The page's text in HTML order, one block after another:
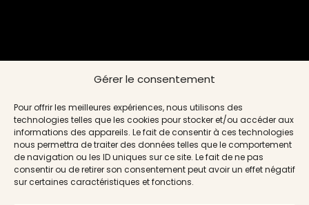
Gérer le consentement
Pour offrir les meilleures expériences, nous utilisons des
technologies telles que les cookies pour stocker et/ou accéder aux
informations des appareils. Le fait de consentir à ces technologies
nous permettra de traiter des données telles que le comportement
de navigation ou les ID uniques sur ce site. Le fait de ne pas
consentir ou de retirer son consentement peut avoir un effet négatif
sur certaines caractéristiques et fonctions.